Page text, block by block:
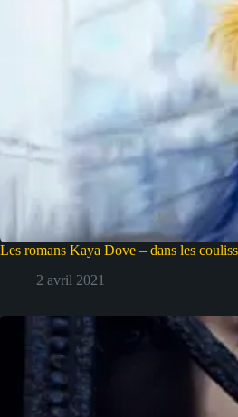
Les romans Kaya Dove – dans les
2 avril 2021